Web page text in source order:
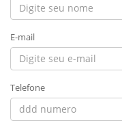
E-mail
Telefone